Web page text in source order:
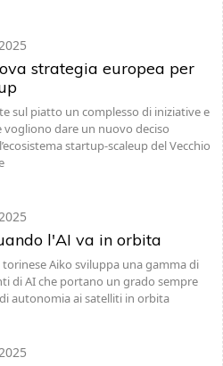
strategia europea per
sul piatto un complesso di iniziative e
vogliono dare un nuovo deciso
startup-scaleup del Vecchio
l'AI va in orbita
torinese Aiko sviluppa una gamma di
di AI che portano un grado sempre
autonomia ai satelliti in orbita